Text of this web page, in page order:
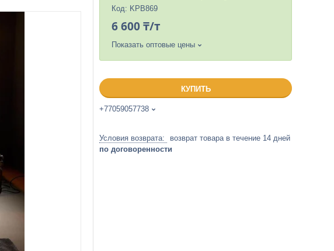
Код: KPB869
6 600 ₸/т
Показать оптовые цены
КУПИТЬ
+77059057738
возврат товара в течение 14 дней
по договоренности